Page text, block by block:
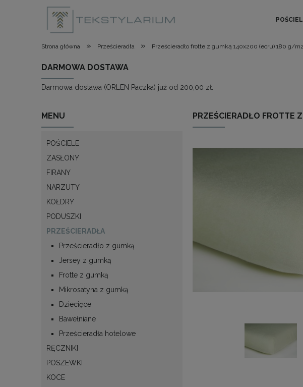
Strona główna » Prześcieradła » Prześcieradło frotte z gumką 140x200 (ecru) 180 g/m2
DARMOWA DOSTAWA
Darmowa dostawa (ORLEN Paczka) już od 200,00 zł.
MENU
POŚCIELE
ZASŁONY
FIRANY
NARZUTY
KOŁDRY
PODUSZKI
PRZEŚCIERADŁA
Prześcieradło z gumką
Jersey z gumką
Frotte z gumką
Mikrosatyna z gumką
Dziecięce
Bawełniane
Prześcieradła hotelowe
RĘCZNIKI
POSZEWKI
KOCE
PRZEŚCIERADŁO FROTTE